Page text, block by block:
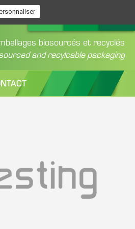
biosourcés et recyclés
and recylcable packaging